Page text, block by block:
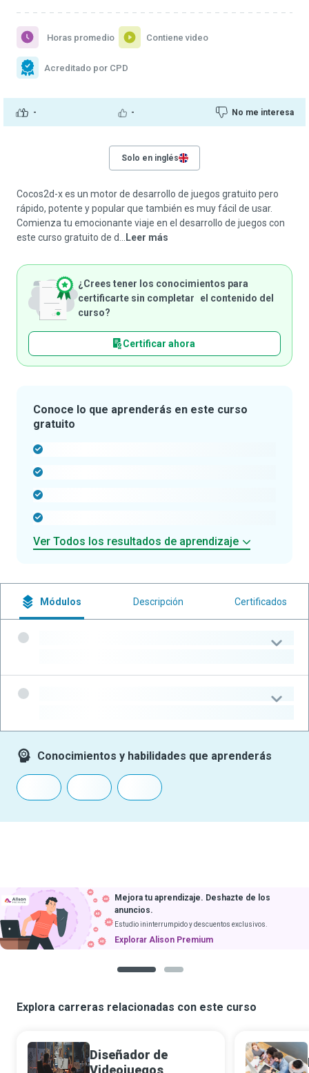
- - No me interesa
Horas promedio Contiene video
Acreditado por CPD
Solo en inglés
Cocos2d-x es un motor de desarrollo de juegos gratuito pero
rápido, potente y popular que también es muy fácil de usar.
Comienza tu emocionante viaje en el desarrollo de juegos con
este curso gratuito de d...
Leer más
¿Crees tener los conocimientos para
certificarte sin completar el contenido del
curso?
Certificar ahora
Conoce lo que aprenderás en este curso
gratuito
Ver Todos los resultados de aprendizaje
Módulos Descripción Certificados
Conocimientos y habilidades que aprenderás
Mejora tu aprendizaje. Deshazte de los
anuncios.
Estudio ininterrumpido y descuentos exclusivos.
Explorar Alison Premium
Explora carreras relacionadas con este curso
Diseñador de
Videojuegos